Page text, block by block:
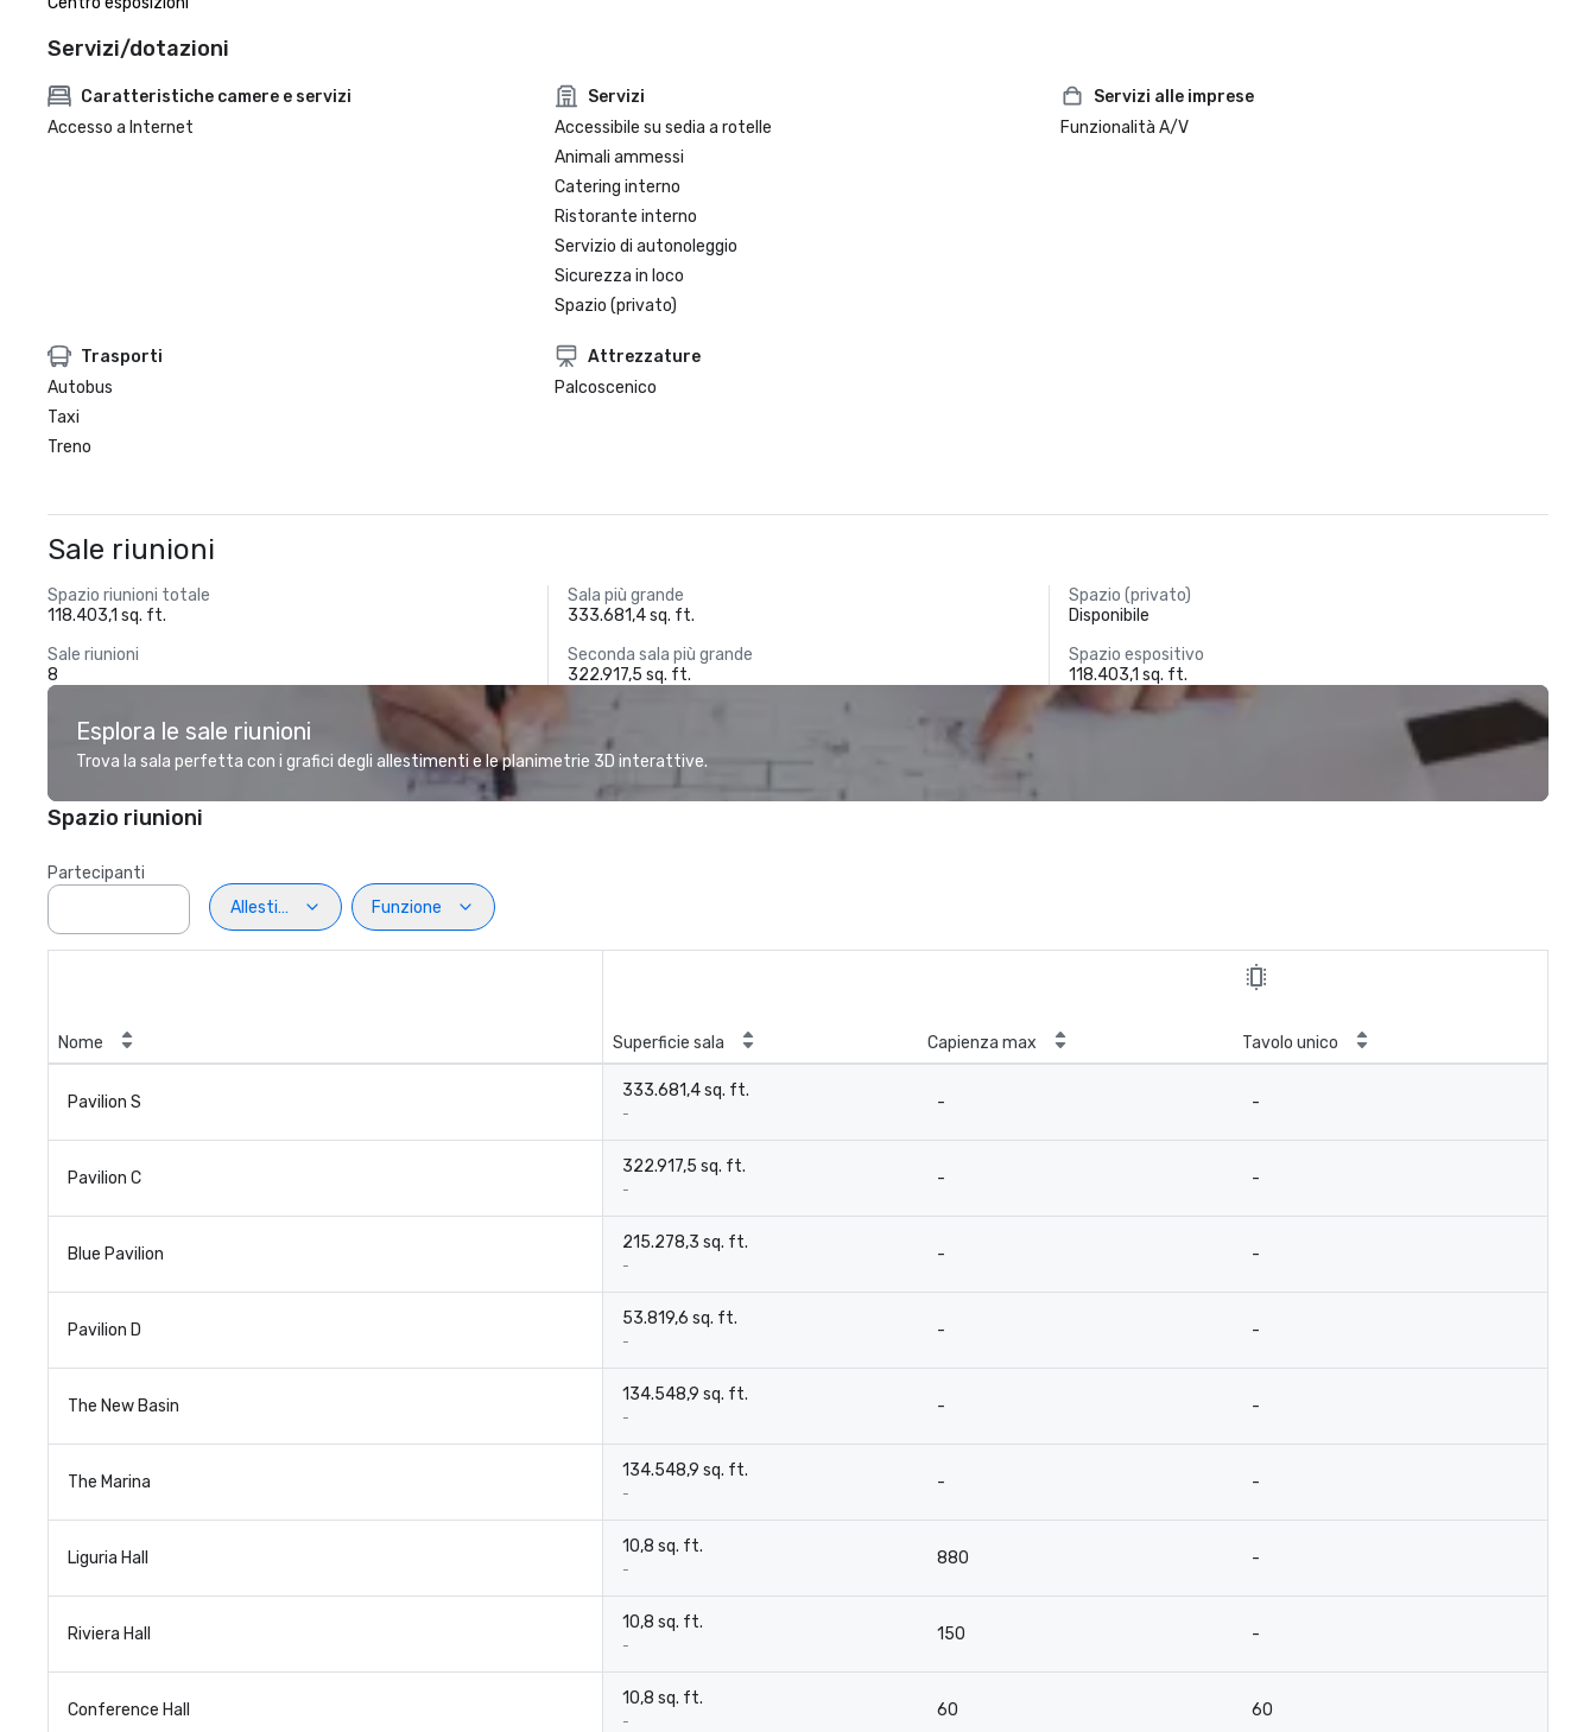
Servizi/dotazioni
Caratteristiche camere e servizi
Accesso a Internet
Servizi
Accessibile su sedia a rotelle
Animali ammessi
Catering interno
Ristorante interno
Servizio di autonoleggio
Sicurezza in loco
Spazio (privato)
Servizi alle imprese
Funzionalità A/V
Trasporti
Autobus
Taxi
Treno
Attrezzature
Palcoscenico
Sale riunioni
Spazio riunioni totale
118.403,1 sq. ft.
Sala più grande
333.681,4 sq. ft.
Spazio (privato)
Disponibile
Sale riunioni
8
Seconda sala più grande
322.917,5 sq. ft.
Spazio espositivo
118.403,1 sq. ft.
Esplora le sale riunioni
Trova la sala perfetta con i grafici degli allestimenti e le planimetrie 3D interattive.
Spazio riunioni
Partecipanti
Allestimento
Funzione
Nome Superficie sala Capienza max Tavolo unico
Pavilion S
333.681,4 sq. ft.
-
- -
Pavilion C
322.917,5 sq. ft.
-
- -
Blue Pavilion
215.278,3 sq. ft.
-
- -
Pavilion D
53.819,6 sq. ft.
-
- -
The New Basin
134.548,9 sq. ft.
-
- -
The Marina
134.548,9 sq. ft.
-
- -
Liguria Hall
10,8 sq. ft.
-
880 -
Riviera Hall
10,8 sq. ft.
-
150 -
Conference Hall
10,8 sq. ft.
-
60 60